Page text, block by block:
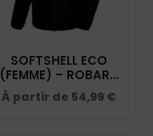
SOFTSHELL ECO
(FEMME) – ROBART
PHILIPPE - NOIR -
R231F
À partir de 54,99 €